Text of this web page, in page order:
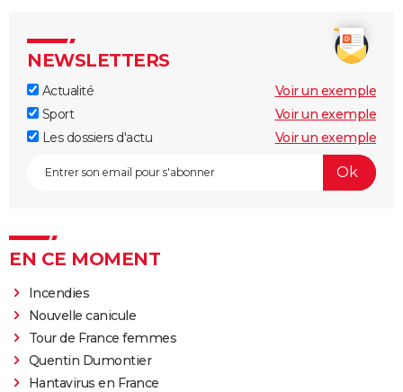
NEWSLETTERS
Actualité
Voir un exemple
Sport
Voir un exemple
Les dossiers d'actu
Voir un exemple
EN CE MOMENT
Incendies
Nouvelle canicule
Tour de France femmes
Quentin Dumontier
Hantavirus en France